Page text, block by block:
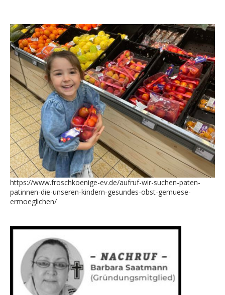
https://www.froschkoenige-ev.de/aufruf-wir-suchen-paten-
patinnen-die-unseren-kindern-gesundes-obst-gemuese-
ermoeglichen/